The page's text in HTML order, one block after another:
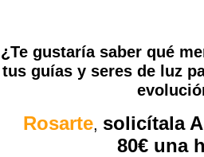
¿Te gustaría saber qué
tus guías y seres de luz
Rosarte, solicítala
80€ una